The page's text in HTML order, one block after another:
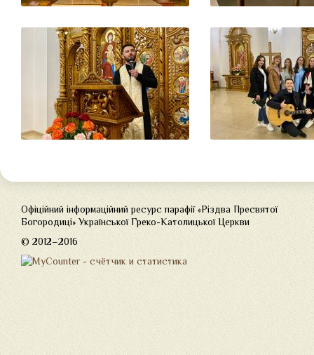
Офіційний інформаційний ресурс парафії «Різдва Пресвятої
Богородиці» Української Греко-Католицької Церкви
© 2012–2016